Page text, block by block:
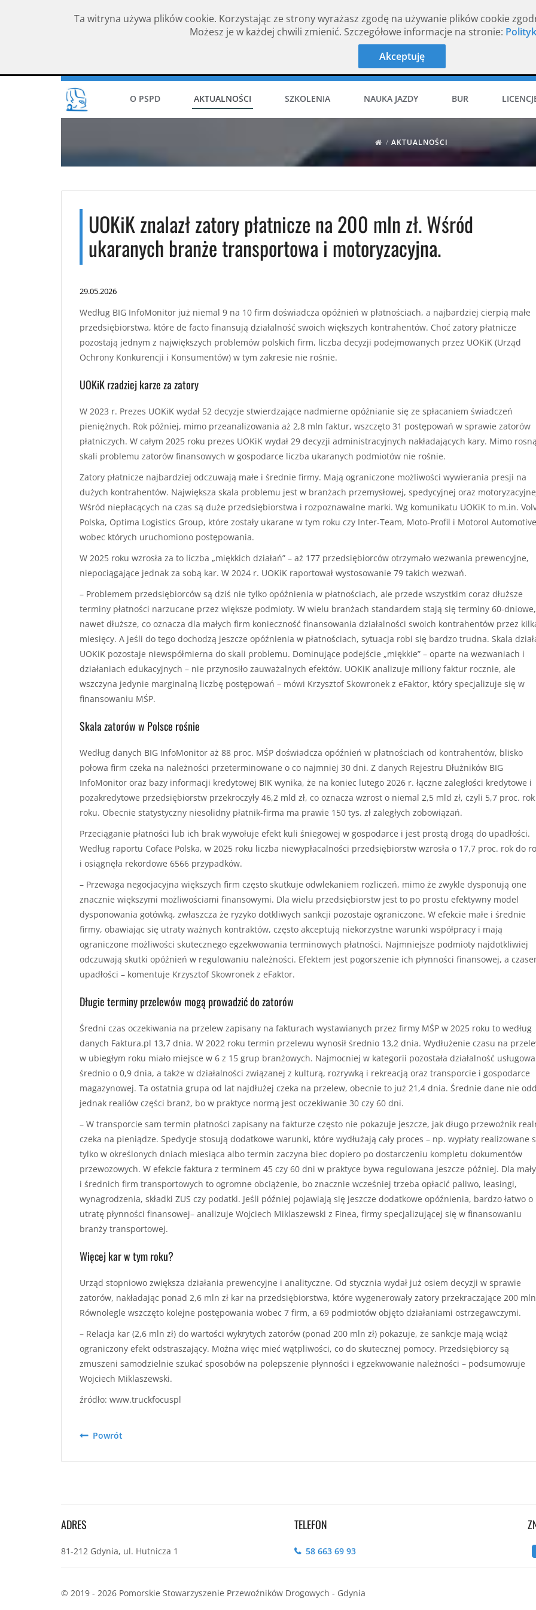
O PSPD AKTUALNOŚCI SZKOLENIA NAUKA JAZDY BUR
/AKTUALNOŚCI
UOKiK znalazł zatory płatnicze na 200 mln zł. Wśród
ukaranych branże transportowa i motoryzacyjna.
29.05.2026
Według BIG InfoMonitor już niemal 9 na 10 firm doświadcza opóźnień w płatnościach, a najbardziej cierpią małe
przedsiębiorstwa, które de facto finansują działalność swoich większych kontrahentów. Choć zatory płatnicze
pozostają jednym z największych problemów polskich firm, liczba decyzji podejmowanych przez UOKiK (Urząd
Ochrony Konkurencji i Konsumentów) w tym zakresie nie rośnie.
UOKiK rzadziej karze za zatory
W 2023 r. Prezes UOKiK wydał 52 decyzje stwierdzające nadmierne opóźnianie się ze spłacaniem świadczeń
pieniężnych. Rok później, mimo przeanalizowania aż 2,8 mln faktur, wszczęto 31 postępowań w sprawie zatorów
płatniczych. W całym 2025 roku prezes UOKiK wydał 29 decyzji administracyjnych nakładających kary. Mimo
skali problemu zatorów finansowych w gospodarce liczba ukaranych podmiotów nie rośnie.
Zatory płatnicze najbardziej odczuwają małe i średnie firmy. Mają ograniczone możliwości wywierania presji na
dużych kontrahentów. Największa skala problemu jest w branżach przemysłowej, spedycyjnej oraz
Wśród niepłacących na czas są duże przedsiębiorstwa i rozpoznawalne marki. Wg komunikatu UOKiK to m.in.
Polska, Optima Logistics Group, które zostały ukarane w tym roku czy Inter-Team, Moto-Profil i Motorol
wobec których uruchomiono postępowania.
W 2025 roku wzrosła za to liczba „miękkich działań” – aż 177 przedsiębiorców otrzymało wezwania prewencyjne,
niepociągające jednak za sobą kar. W 2024 r. UOKiK raportował wystosowanie 79 takich wezwań.
– Problemem przedsiębiorców są dziś nie tylko opóźnienia w płatnościach, ale przede wszystkim coraz dłuższe
terminy płatności narzucane przez większe podmioty. W wielu branżach standardem stają się terminy 60-
nawet dłuższe, co oznacza dla małych firm konieczność finansowania działalności swoich kontrahentów przez
miesięcy. A jeśli do tego dochodzą jeszcze opóźnienia w płatnościach, sytuacja robi się bardzo trudna. Skala
UOKiK pozostaje niewspółmierna do skali problemu. Dominujące podejście „miękkie” – oparte na wezwaniach i
działaniach edukacyjnych – nie przynosiło zauważalnych efektów. UOKiK analizuje miliony faktur rocznie, ale
wszczyna jedynie marginalną liczbę postępowań – mówi Krzysztof Skowronek z eFaktor, który specjalizuje się w
finansowaniu MŚP.
Skala zatorów w Polsce rośnie
Według danych BIG InfoMonitor aż 88 proc. MŚP doświadcza opóźnień w płatnościach od kontrahentów, blisko
połowa firm czeka na należności przeterminowane o co najmniej 30 dni. Z danych Rejestru Dłużników BIG
InfoMonitor oraz bazy informacji kredytowej BIK wynika, że na koniec lutego 2026 r. łączne zaległości kredytowe i
pozakredytowe przedsiębiorstw przekroczyły 46,2 mld zł, co oznacza wzrost o niemal 2,5 mld zł, czyli 5,7 proc.
roku. Obecnie statystyczny niesolidny płatnik-firma ma prawie 150 tys. zł zaległych zobowiązań.
Przeciąganie płatności lub ich brak wywołuje efekt kuli śniegowej w gospodarce i jest prostą drogą do upadłości.
Według raportu Coface Polska, w 2025 roku liczba niewypłacalności przedsiębiorstw wzrosła o 17,7 proc. rok do
i osiągnęła rekordowe 6566 przypadków.
– Przewaga negocjacyjna większych firm często skutkuje odwlekaniem rozliczeń, mimo że zwykle dysponują one
znacznie większymi możliwościami finansowymi. Dla wielu przedsiębiorstw jest to po prostu efektywny model
dysponowania gotówką, zwłaszcza że ryzyko dotkliwych sankcji pozostaje ograniczone. W efekcie małe i średnie
firmy, obawiając się utraty ważnych kontraktów, często akceptują niekorzystne warunki współpracy i mają
ograniczone możliwości skutecznego egzekwowania terminowych płatności. Najmniejsze podmioty najdotkliwiej
odczuwają skutki opóźnień w regulowaniu należności. Efektem jest pogorszenie ich płynności finansowej, a
upadłości – komentuje Krzysztof Skowronek z eFaktor.
Długie terminy przelewów mogą prowadzić do zatorów
Średni czas oczekiwania na przelew zapisany na fakturach wystawianych przez firmy MŚP w 2025 roku to według
danych Faktura.pl 13,7 dnia. W 2022 roku termin przelewu wynosił średnio 13,2 dnia. Wydłużenie czasu na
w ubiegłym roku miało miejsce w 6 z 15 grup branżowych. Najmocniej w kategorii pozostała działalność
średnio o 0,9 dnia, a także w działalności związanej z kulturą, rozrywką i rekreacją oraz transporcie i gospodarce
magazynowej. Ta ostatnia grupa od lat najdłużej czeka na przelew, obecnie to już 21,4 dnia. Średnie dane nie
jednak realiów części branż, bo w praktyce normą jest oczekiwanie 30 czy 60 dni.
– W transporcie sam termin płatności zapisany na fakturze często nie pokazuje jeszcze, jak długo przewoźnik
czeka na pieniądze. Spedycje stosują dodatkowe warunki, które wydłużają cały proces – np. wypłaty realizowane
tylko w określonych dniach miesiąca albo termin zaczyna biec dopiero po dostarczeniu kompletu dokumentów
przewozowych. W efekcie faktura z terminem 45 czy 60 dni w praktyce bywa regulowana jeszcze później. Dla
i średnich firm transportowych to ogromne obciążenie, bo znacznie wcześniej trzeba opłacić paliwo, leasingi,
wynagrodzenia, składki ZUS czy podatki. Jeśli później pojawiają się jeszcze dodatkowe opóźnienia, bardzo łatwo o
utratę płynności finansowej– analizuje Wojciech Miklaszewski z Finea, firmy specjalizującej się w finansowaniu
branży transportowej.
Więcej kar w tym roku?
Urząd stopniowo zwiększa działania prewencyjne i analityczne. Od stycznia wydał już osiem decyzji w sprawie
zatorów, nakładając ponad 2,6 mln zł kar na przedsiębiorstwa, które wygenerowały zatory przekraczające 200 mln
Równolegle wszczęto kolejne postępowania wobec 7 firm, a 69 podmiotów objęto działaniami ostrzegawczymi.
– Relacja kar (2,6 mln zł) do wartości wykrytych zatorów (ponad 200 mln zł) pokazuje, że sankcje mają wciąż
ograniczony efekt odstraszający. Można więc mieć wątpliwości, co do skutecznej pomocy. Przedsiębiorcy są
zmuszeni samodzielnie szukać sposobów na polepszenie płynności i egzekwowanie należności – podsumowuje
Wojciech Miklaszewski.
źródło: www.truckfocuspl
Powrót
ADRES
81-212 Gdynia, ul. Hutnicza 1
TELEFON
58 663 69 93
© 2019 - 2026 Pomorskie Stowarzyszenie Przewoźników Drogowych - Gdynia
Ta witryna używa plików cookie. Korzystając ze strony wyrażasz zgodę na używanie plików cookie
Możesz je w każdej chwili zmienić. Szczegółowe informacje na stronie:
Akceptuję